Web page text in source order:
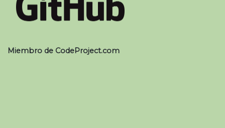
Miembro de CodeProject.com